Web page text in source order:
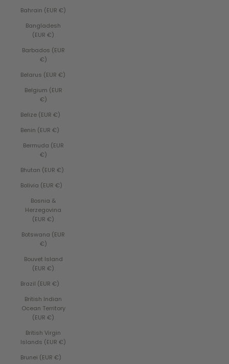
Bahrain (EUR €)
Bangladesh
(EUR €)
Barbados (EUR
€)
Belarus (EUR €)
Belgium (EUR
€)
Belize (EUR €)
Benin (EUR €)
Bermuda (EUR
€)
Bhutan (EUR €)
Bolivia (EUR €)
Bosnia &
Herzegovina
(EUR €)
Botswana (EUR
€)
Bouvet Island
(EUR €)
Brazil (EUR €)
British Indian
Ocean Territory
(EUR €)
British Virgin
Islands (EUR €)
Brunei (EUR €)